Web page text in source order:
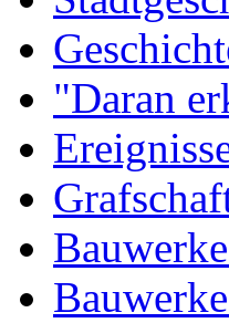
"Daran